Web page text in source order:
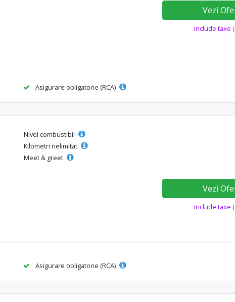
Vezi
Include taxe
Asigurare obligatorie (RCA)
Nivel combustibil
Kilometri nelimitat
Meet & greet
Vezi
Include taxe
Asigurare obligatorie (RCA)